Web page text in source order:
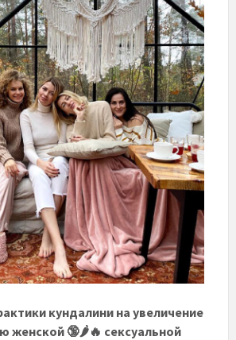
кундалини на увеличение
женской 🔞🌶️🔥 сексуальной